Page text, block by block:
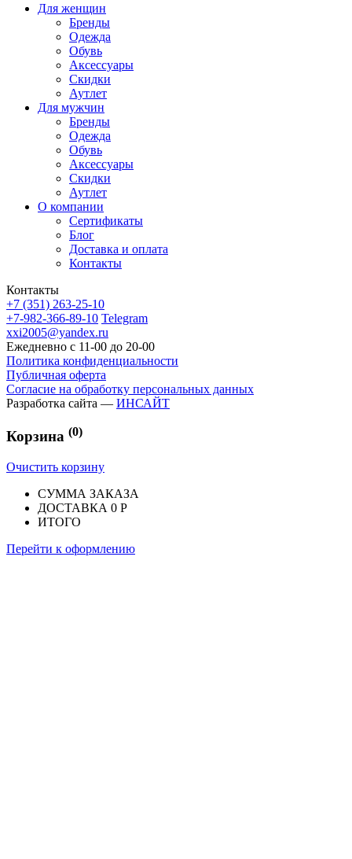
Для женщин
Бренды
Одежда
Обувь
Аксессуары
Скидки
Аутлет
Для мужчин
Бренды
Одежда
Обувь
Аксессуары
Скидки
Аутлет
О компании
Сертификаты
Блог
Доставка и оплата
Контакты
Контакты
+7 (351) 263-25-10
+7-982-366-89-10 Telegram
xxi2005@yandex.ru
Ежедневно с 11-00 до 20-00
Политика конфиденциальности
Публичная оферта
Согласие на обработку персональных данных
Разработка сайта — ИНСАЙТ
Корзина (0)
Очистить корзину
СУММА ЗАКАЗА
ДОСТАВКА 0 Р
ИТОГО
Перейти к оформлению